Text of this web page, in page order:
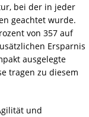
bei der in jeder
geachtet wurde.
von 357 auf
Ersparnis
ausgelegte
tragen zu diesem
und